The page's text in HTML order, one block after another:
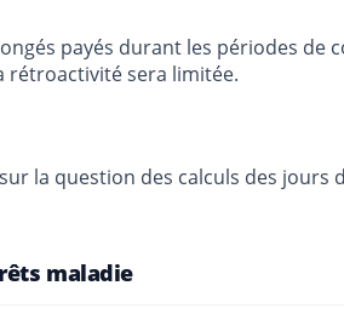
payés durant les périodes
rétroactivité sera limitée.
la question des calculs des
maladie